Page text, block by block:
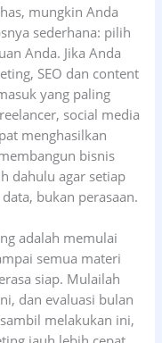
mungkin Anda
sederhana: pilih
Anda. Jika Anda
SEO dan content
yang paling
social media
menghasilkan
bisnis
dahulu agar setiap
bukan perasaan.
adalah memulai
semua materi
siap. Mulailah
dan evaluasi bulan
melakukan ini,